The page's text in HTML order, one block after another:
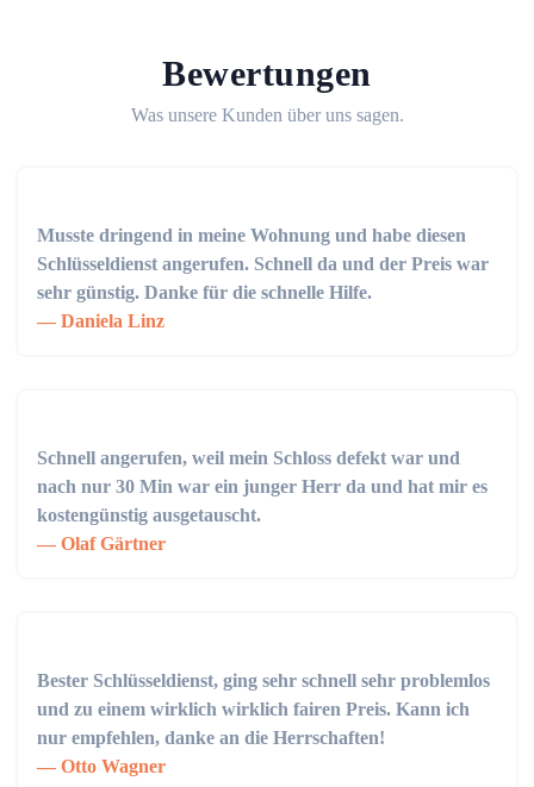
Bewertungen
Was unsere Kunden über uns sagen.
Musste dringend in meine Wohnung und habe diesen
Schlüsseldienst angerufen. Schnell da und der Preis war
sehr günstig. Danke für die schnelle Hilfe.
Daniela Linz
Schnell angerufen, weil mein Schloss defekt war und
nach nur 30 Min war ein junger Herr da und hat mir es
kostengünstig ausgetauscht.
Olaf Gärtner
Bester Schlüsseldienst, ging sehr schnell sehr problemlos
und zu einem wirklich wirklich fairen Preis. Kann ich
nur empfehlen, danke an die Herrschaften!
Otto Wagner